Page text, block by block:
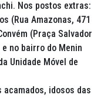
Nos postos extras:
(Rua Amazonas, 471
(Praça Salvador
no bairro do Menin
Unidade Móvel de
idosos das